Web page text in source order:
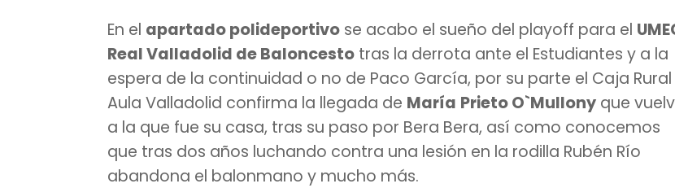
En el apartado polideportivo se acabo el sueño del playoff para el
Real Valladolid de Baloncesto tras la derrota ante el Estudiantes y a la
espera de la continuidad o no de Paco García, por su parte el Caja Rural
Aula Valladolid confirma la llegada de María Prieto O`Mullony que
a la que fue su casa, tras su paso por Bera Bera, así como conocemos
que tras dos años luchando contra una lesión en la rodilla Rubén Río
abandona el balonmano y mucho más.